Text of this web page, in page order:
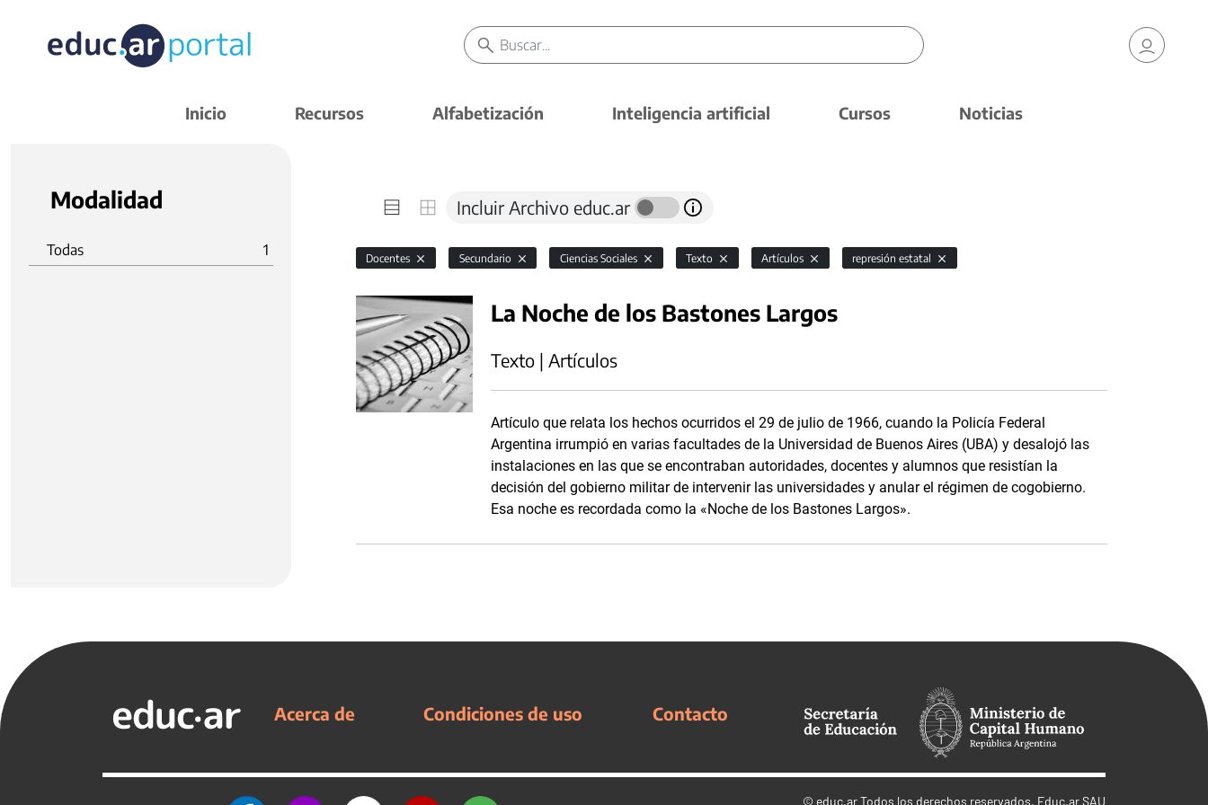
Inicio Recursos Alfabetización Inteligencia artificial Cursos Noticias
Modalidad
Todas 1
Incluir Archivo educ.ar
Docentes Secundario Ciencias Sociales Texto Artículos represión estatal
La Noche de los Bastones Largos
Texto | Artículos
Artículo que relata los hechos ocurridos el 29 de julio de 1966, cuando la Policía Federal
Argentina irrumpió en varias facultades de la Universidad de Buenos Aires (UBA) y desalojó las
instalaciones en las que se encontraban autoridades, docentes y alumnos que resistían la
decisión del gobierno militar de intervenir las universidades y anular el régimen de cogobierno.
Esa noche es recordada como la «Noche de los Bastones Largos».
Acerca de Condiciones de uso Contacto
© educ.arTodos los derechos reservados. Educ.ar SAU